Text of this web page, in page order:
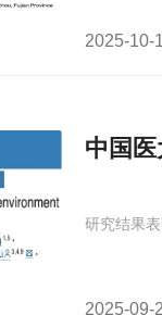
2025-10-
中国
研究结果表
2025-09-